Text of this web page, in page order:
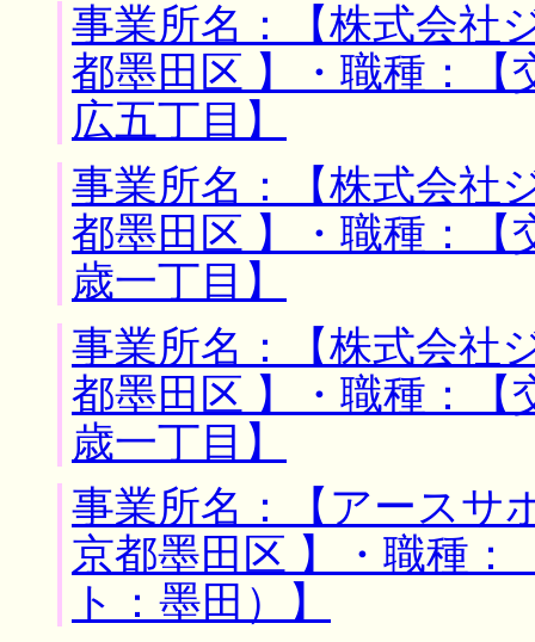
事業所名：【株式会社
都墨田区 】・職種：【
広五丁目】
事業所名：【株式会社
都墨田区 】・職種：【
歳一丁目】
事業所名：【株式会社
都墨田区 】・職種：【
歳一丁目】
事業所名：【アースサ
京都墨田区 】・職種
ト：墨田）】